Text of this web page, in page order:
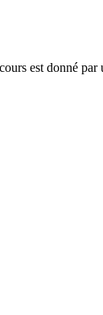
est donné